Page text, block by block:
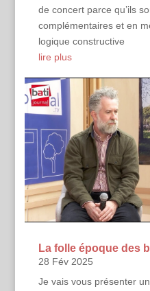
de concert parce qu’ils
complémentaires et en
logique constructive
lire plus
La folle époque des
28 Fév 2025
Je vais vous présenter